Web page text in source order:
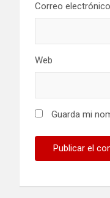
Correo electrónico
Web
Guarda mi